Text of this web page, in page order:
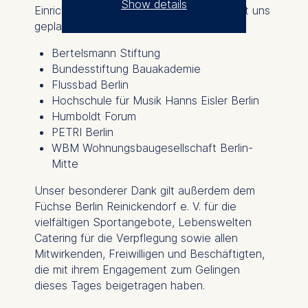
Einrichtungen, die den Tag gemeinsam mit uns
geplant und gestaltet haben:
Bertelsmann Stiftung
Bundesstiftung Bauakademie
Flussbad Berlin
Hochschule für Musik Hanns Eisler Berlin
Humboldt Forum
PETRI Berlin
WBM Wohnungsbaugesellschaft Berlin-
Mitte
Unser besonderer Dank gilt außerdem dem
Füchse Berlin Reinickendorf e. V. für die
vielfältigen Sportangebote, Lebenswelten
Catering für die Verpflegung sowie allen
Mitwirkenden, Freiwilligen und Beschäftigten,
die mit ihrem Engagement zum Gelingen
dieses Tages beigetragen haben.
Show details
The controller responsible
for data processing is
ESMT European School of
Management and
Technology GmbH
Schlossplatz 1, 10178 Berlin,
Germany
following purposes:
Analyzing website
usage
Improving our services
Marketing and
personalized content